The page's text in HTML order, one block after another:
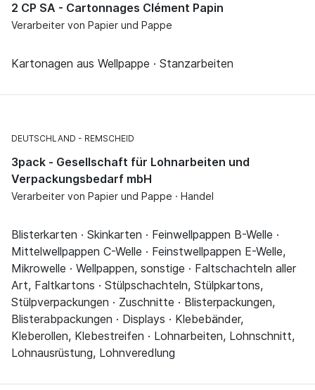
2 CP SA - Cartonnages Clément Papin
Verarbeiter von Papier und Pappe
Kartonagen aus Wellpappe · Stanzarbeiten
DEUTSCHLAND REMSCHEID
3pack - Gesellschaft für Lohnarbeiten und
Verpackungsbedarf mbH
Verarbeiter von Papier und Pappe · Handel
Blisterkarten · Skinkarten · Feinwellpappen B-Welle ·
Mittelwellpappen C-Welle · Feinstwellpappen E-Welle,
Mikrowelle · Wellpappen, sonstige · Faltschachteln aller
Art, Faltkartons · Stülpschachteln, Stülpkartons,
Stülpverpackungen · Zuschnitte · Blisterpackungen,
Blisterabpackungen · Displays · Klebebänder,
Kleberollen, Klebestreifen · Lohnarbeiten, Lohnschnitt,
Lohnausrüstung, Lohnveredlung